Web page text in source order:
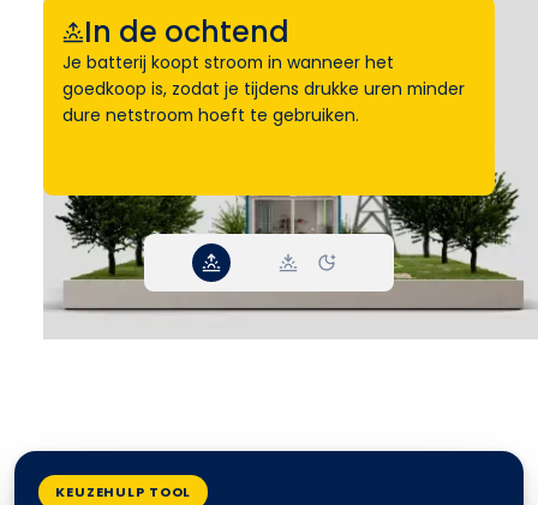
In de ochtend
Je batterij koopt stroom in wanneer het
goedkoop is, zodat je tijdens drukke uren minder
dure netstroom hoeft te gebruiken.
KEUZEHULP TOOL